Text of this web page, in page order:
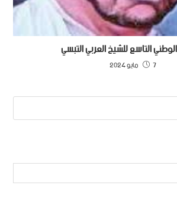
التاسع للشيخ العربي التبسي
7 مايو 2024